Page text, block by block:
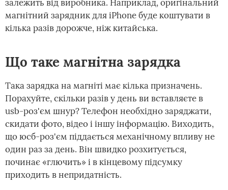
залежить від виробника. Наприклад, оригінальний
магнітний зарядник для iPhone буде коштувати в
кілька разів дорожче, ніж китайська.
Що таке магнітна зарядка
Така зарядка на магніті має кілька призначень.
Порахуйте, скільки разів у день ви вставляєте в
usb-роз'єм шнур? Телефон необхідно заряджати,
скидати фото, відео і іншу інформацію. Виходить,
що юсб-роз'єм піддається механічному впливу не
один раз за день. Він швидко розхитується,
починає «глючить» і в кінцевому підсумку
приходить в непридатність.